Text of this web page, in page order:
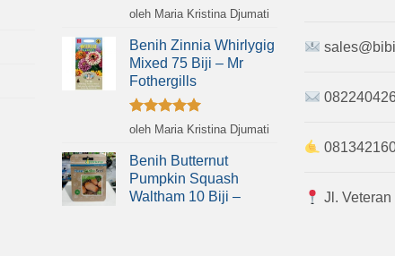
Dinilai5
oleh Maria Kristina Djumati
Benih Zinnia Whirlygig
Mixed 75 Biji – Mr
Fothergills
Dinilai5
oleh Maria Kristina Djumati
Benih Butternut
Pumpkin Squash
Waltham 10 Biji –
Jl.